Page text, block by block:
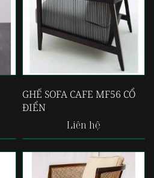
GHẾ SOFA CAFE MF56 CỔ
ĐIỂN
Liên hệ